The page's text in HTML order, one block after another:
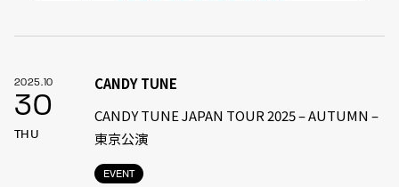
2025.10
30
THU
EVENT
CANDY TUNE
CANDY TUNE JAPAN TOUR 2025 – AUTUMN –
東京公演